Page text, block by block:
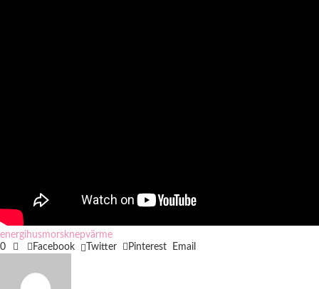
energihusmorsknepvärme
0
Facebook Twitter Pinterest Email